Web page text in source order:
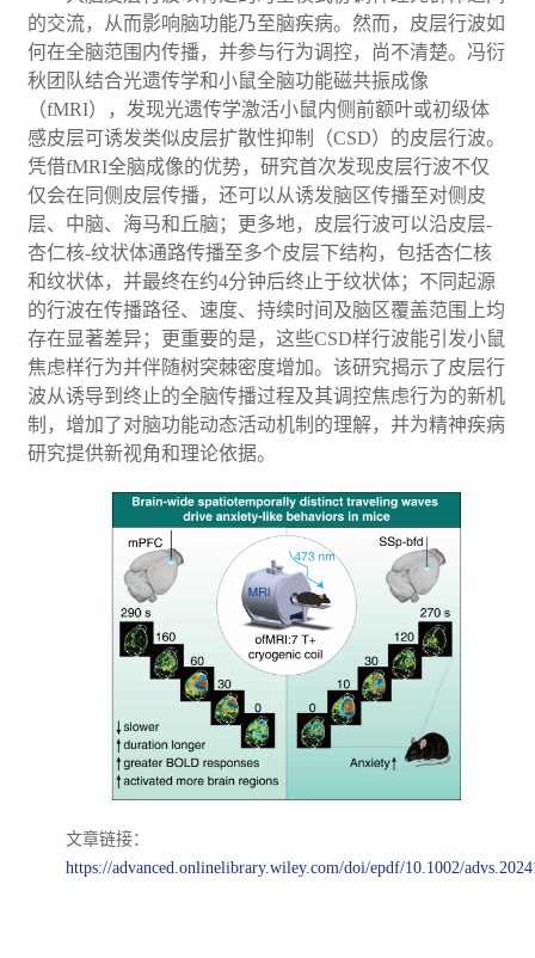
的交流，从而影响脑功能乃至脑疾病。然而，皮层行波如
何在全脑范围内传播，并参与行为调控，尚不清楚。冯衍
秋团队结合光遗传学和小鼠全脑功能磁共振成像
（fMRI），发现光遗传学激活小鼠内侧前额叶或初级体
感皮层可诱发类似皮层扩散性抑制（CSD）的皮层行波。
凭借fMRI全脑成像的优势，研究首次发现皮层行波不仅
仅会在同侧皮层传播，还可以从诱发脑区传播至对侧皮
层、中脑、海马和丘脑；更多地，皮层行波可以沿皮层-
杏仁核-纹状体通路传播至多个皮层下结构，包括杏仁核
和纹状体，并最终在约4分钟后终止于纹状体；不同起源
的行波在传播路径、速度、持续时间及脑区覆盖范围上均
存在显著差异；更重要的是，这些CSD样行波能引发小鼠
焦虑样行为并伴随树突棘密度增加。该研究揭示了皮层行
波从诱导到终止的全脑传播过程及其调控焦虑行为的新机
制，增加了对脑功能动态活动机制的理解，并为精神疾病
研究提供新视角和理论依据。
文章链接：
https://advanced.onlinelibrary.wiley.com/doi/epdf/10.1002/